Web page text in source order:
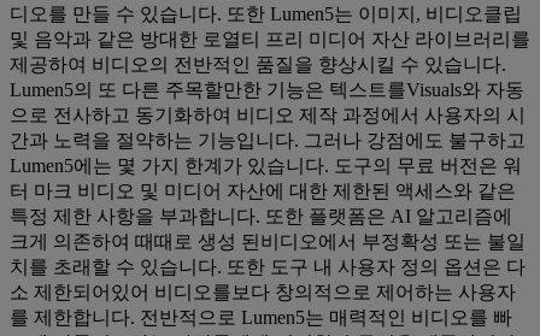
디오를 만들 수 있습니다. 또한 Lumen5는 이미지, 비디오클립
및 음악과 같은 방대한 로열티 프리 미디어 자산 라이브러리를
제공하여 비디오의 전반적인 품질을 향상시킬 수 있습니다.
Lumen5의 또 다른 주목할만한 기능은 텍스트를Visuals와 자동
으로 전사하고 동기화하여 비디오 제작 과정에서 사용자의 시
간과 노력을 절약하는 기능입니다. 그러나 강점에도 불구하고
Lumen5에는 몇 가지 한계가 있습니다. 도구의 무료 버전은 워
터 마크 비디오 및 미디어 자산에 대한 제한된 액세스와 같은
특정 제한 사항을 부과합니다. 또한 플랫폼은 AI 알고리즘에
크게 의존하여 때때로 생성 된비디오에서 부정확성 또는 불일
치를 초래할 수 있습니다. 또한 도구 내 사용자 정의 옵션은 다
소 제한되어있어 비디오를보다 창의적으로 제어하는 ​​사용자
를 제한합니다. 전반적으로 Lumen5는 매력적인 비디오를 빠